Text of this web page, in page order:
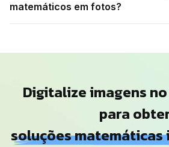
matemáticos em fotos?
Digitalize imagens
para
soluções